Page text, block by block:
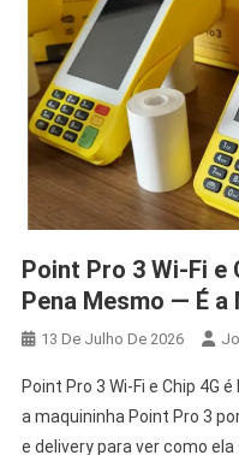
Point Pro 3 Wi‑Fi e
Pena Mesmo — É a
13 De Julho De 2026
Point Pro 3 Wi‑Fi e Chip 4G
a maquininha Point Pro 3
e delivery para ver como